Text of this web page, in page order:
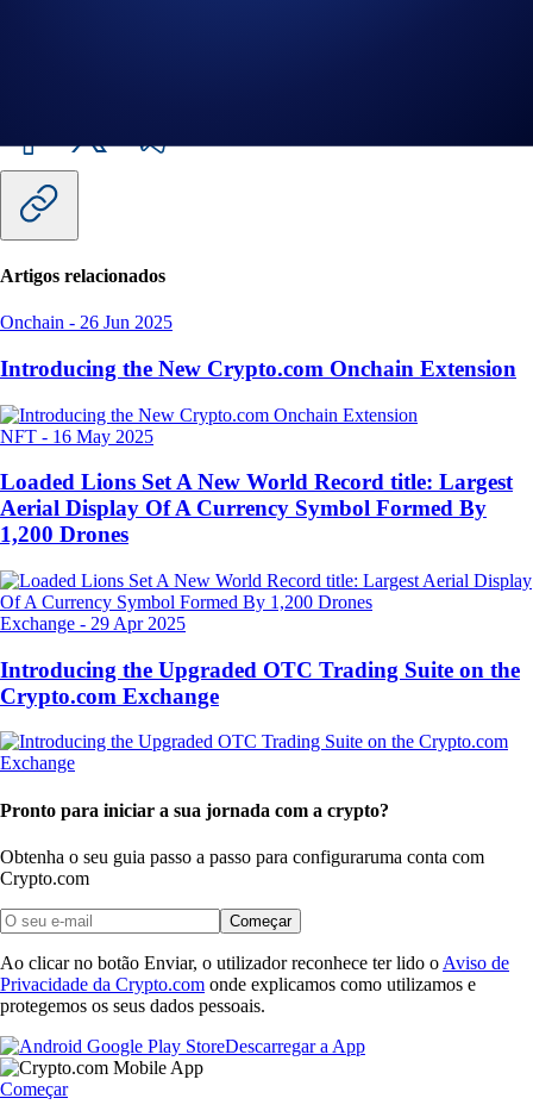
Artigos relacionados
Onchain - 26 Jun 2025
Introducing the New Crypto.com Onchain Extension
NFT - 16 May 2025
Loaded Lions Set A New World Record title: Largest
Aerial Display Of A Currency Symbol Formed By
1,200 Drones
Exchange - 29 Apr 2025
Introducing the Upgraded OTC Trading Suite on the
Crypto.com Exchange
Pronto para iniciar a sua jornada com a crypto?
Obtenha o seu guia passo a passo para configuraruma conta com
Crypto.com
Começar
Ao clicar no botão Enviar, o utilizador reconhece ter lido o Aviso de
Privacidade da Crypto.com onde explicamos como utilizamos e
protegemos os seus dados pessoais.
Descarregar a App
Começar